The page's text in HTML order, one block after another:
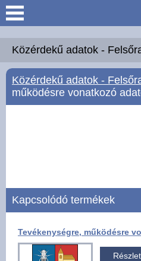
Keresés
Köszöntő
Hírek
Közérdekű adatok -
Galéria
Közérdekű adatok -
Közérdekű adatok -
működésre vonatkozó
Kapcsolódó termékek
Tevékenységre, működésre